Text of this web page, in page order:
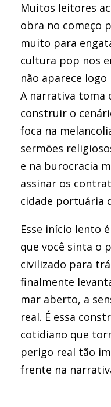
Muitos leitores
obra no começo
muito para
cultura pop nos
não aparece
A narrativa toma
construir o
foca na
sermões
e na burocracia
assinar os
cidade portuária
Esse início lento
que você sinta o
civilizado para
finalmente
mar aberto, a
real. É essa
cotidiano que
perigo real tão
frente na